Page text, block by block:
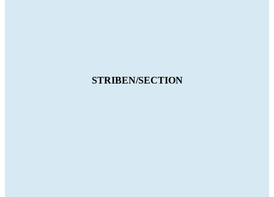
STRIBEN/SECTION